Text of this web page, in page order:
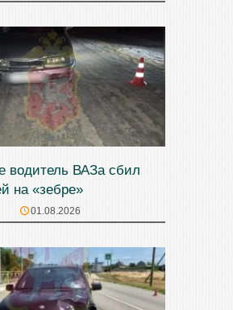
водитель ВАЗа сбил
на «зебре»
01.08.2026